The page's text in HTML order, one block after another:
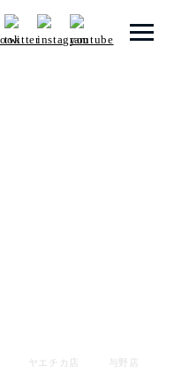
ヤエチカ店 与野店